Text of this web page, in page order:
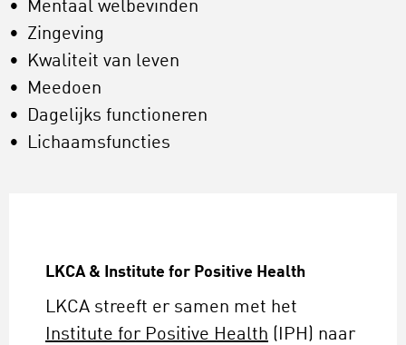
Mentaal welbevinden
Zingeving
Kwaliteit van leven
Meedoen
Dagelijks functioneren
Lichaamsfuncties
LKCA & Institute for Positive Health
LKCA streeft er samen met het
Institute for Positive Health (IPH) naar